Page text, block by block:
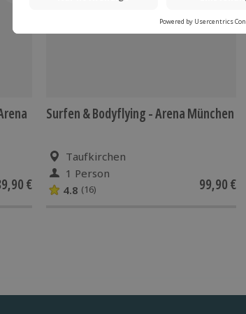
€
Surfen & Bodyflying - Arena München
Taufkirchen
1 Person
4.8 (16) 99,90 €